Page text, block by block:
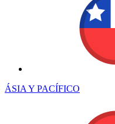
ÁSIA Y PACÍFICO